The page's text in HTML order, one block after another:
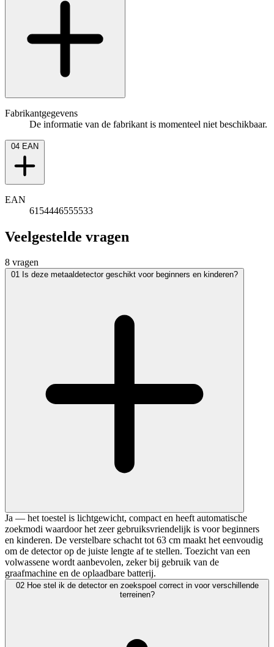
Fabrikantgegevens
De informatie van de fabrikant is momenteel niet beschikbaar.
04 EAN
EAN
6154446555533
Veelgestelde vragen
8 vragen
01 Is deze metaaldetector geschikt voor beginners en kinderen?
Ja — het toestel is lichtgewicht, compact en heeft automatische
zoekmodi waardoor het zeer gebruiksvriendelijk is voor beginners
en kinderen. De verstelbare schacht tot 63 cm maakt het eenvoudig
om de detector op de juiste lengte af te stellen. Toezicht van een
volwassene wordt aanbevolen, zeker bij gebruik van de
graafmachine en de oplaadbare batterij.
02 Hoe stel ik de detector en zoekspoel correct in voor verschillende
terreinen?